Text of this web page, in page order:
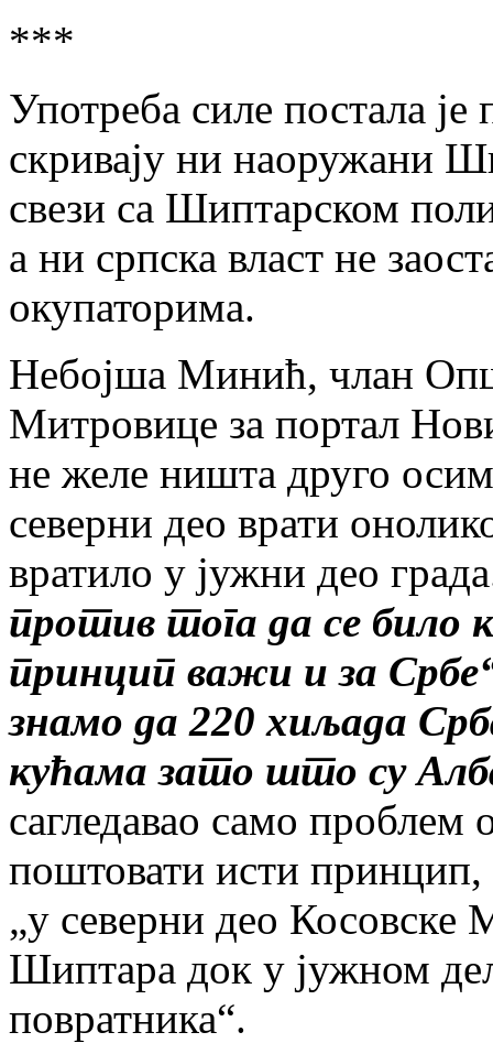
***
Употреба силе постала
скривају ни наоружани
свези са Шиптарском
а ни српска власт не
окупаторима.
Небојша Минић, члан
Митровице за портал
не желе ништа друго
северни део врати
вратило у јужни део
против тога да се било
принцип важи и за
знамо да 220 хиљада
кућама зато што су
сагледавао само проблем
поштовати исти
„у северни део Косовске
Шиптара док у јужном
повратника“.